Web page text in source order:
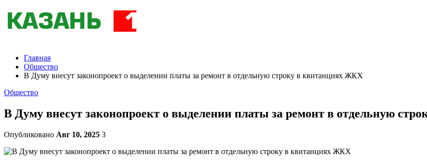
Главная
Общество
В Думу внесут законопроект о выделении платы за ремонт в отдельную строку в квитанциях ЖКХ
Общество
В Думу внесут законопроект о выделении платы за ремонт в отдельную
Опубликовано Авг 10, 2025 3